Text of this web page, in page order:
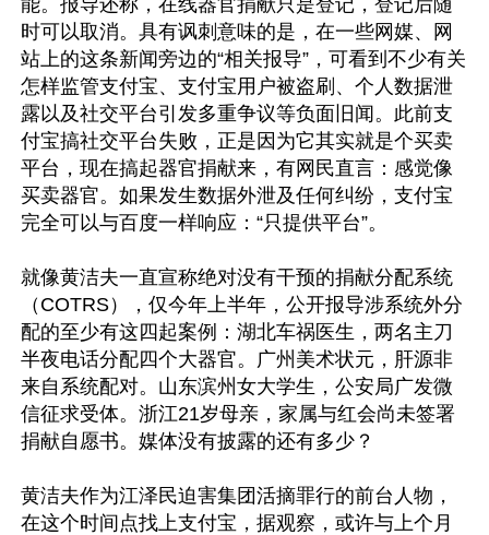
能。报导还称，在线器官捐献只是登记，登记后随
时可以取消。具有讽刺意味的是，在一些网媒、网
站上的这条新闻旁边的“相关报导”，可看到不少有关
怎样监管支付宝、支付宝用户被盗刷、个人数据泄
露以及社交平台引发多重争议等负面旧闻。此前支
付宝搞社交平台失败，正是因为它其实就是个买卖
平台，现在搞起器官捐献来，有网民直言：感觉像
买卖器官。如果发生数据外泄及任何纠纷，支付宝
完全可以与百度一样响应：“只提供平台”。
就像黄洁夫一直宣称绝对没有干预的捐献分配系统
（COTRS），仅今年上半年，公开报导涉系统外分
配的至少有这四起案例：湖北车祸医生，两名主刀
半夜电话分配四个大器官。广州美术状元，肝源非
来自系统配对。山东滨州女大学生，公安局广发微
信征求受体。浙江21岁母亲，家属与红会尚未签署
捐献自愿书。媒体没有披露的还有多少？
黄洁夫作为江泽民迫害集团活摘罪行的前台人物，
在这个时间点找上支付宝，据观察，或许与上个月